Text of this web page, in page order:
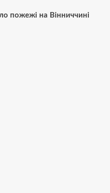
пожежі на Вінниччині